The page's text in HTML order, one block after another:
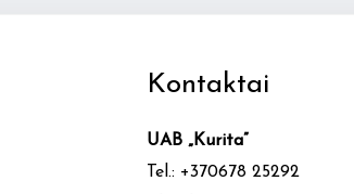
Kontaktai
UAB „Kurita”
Tel.: +370678 25292